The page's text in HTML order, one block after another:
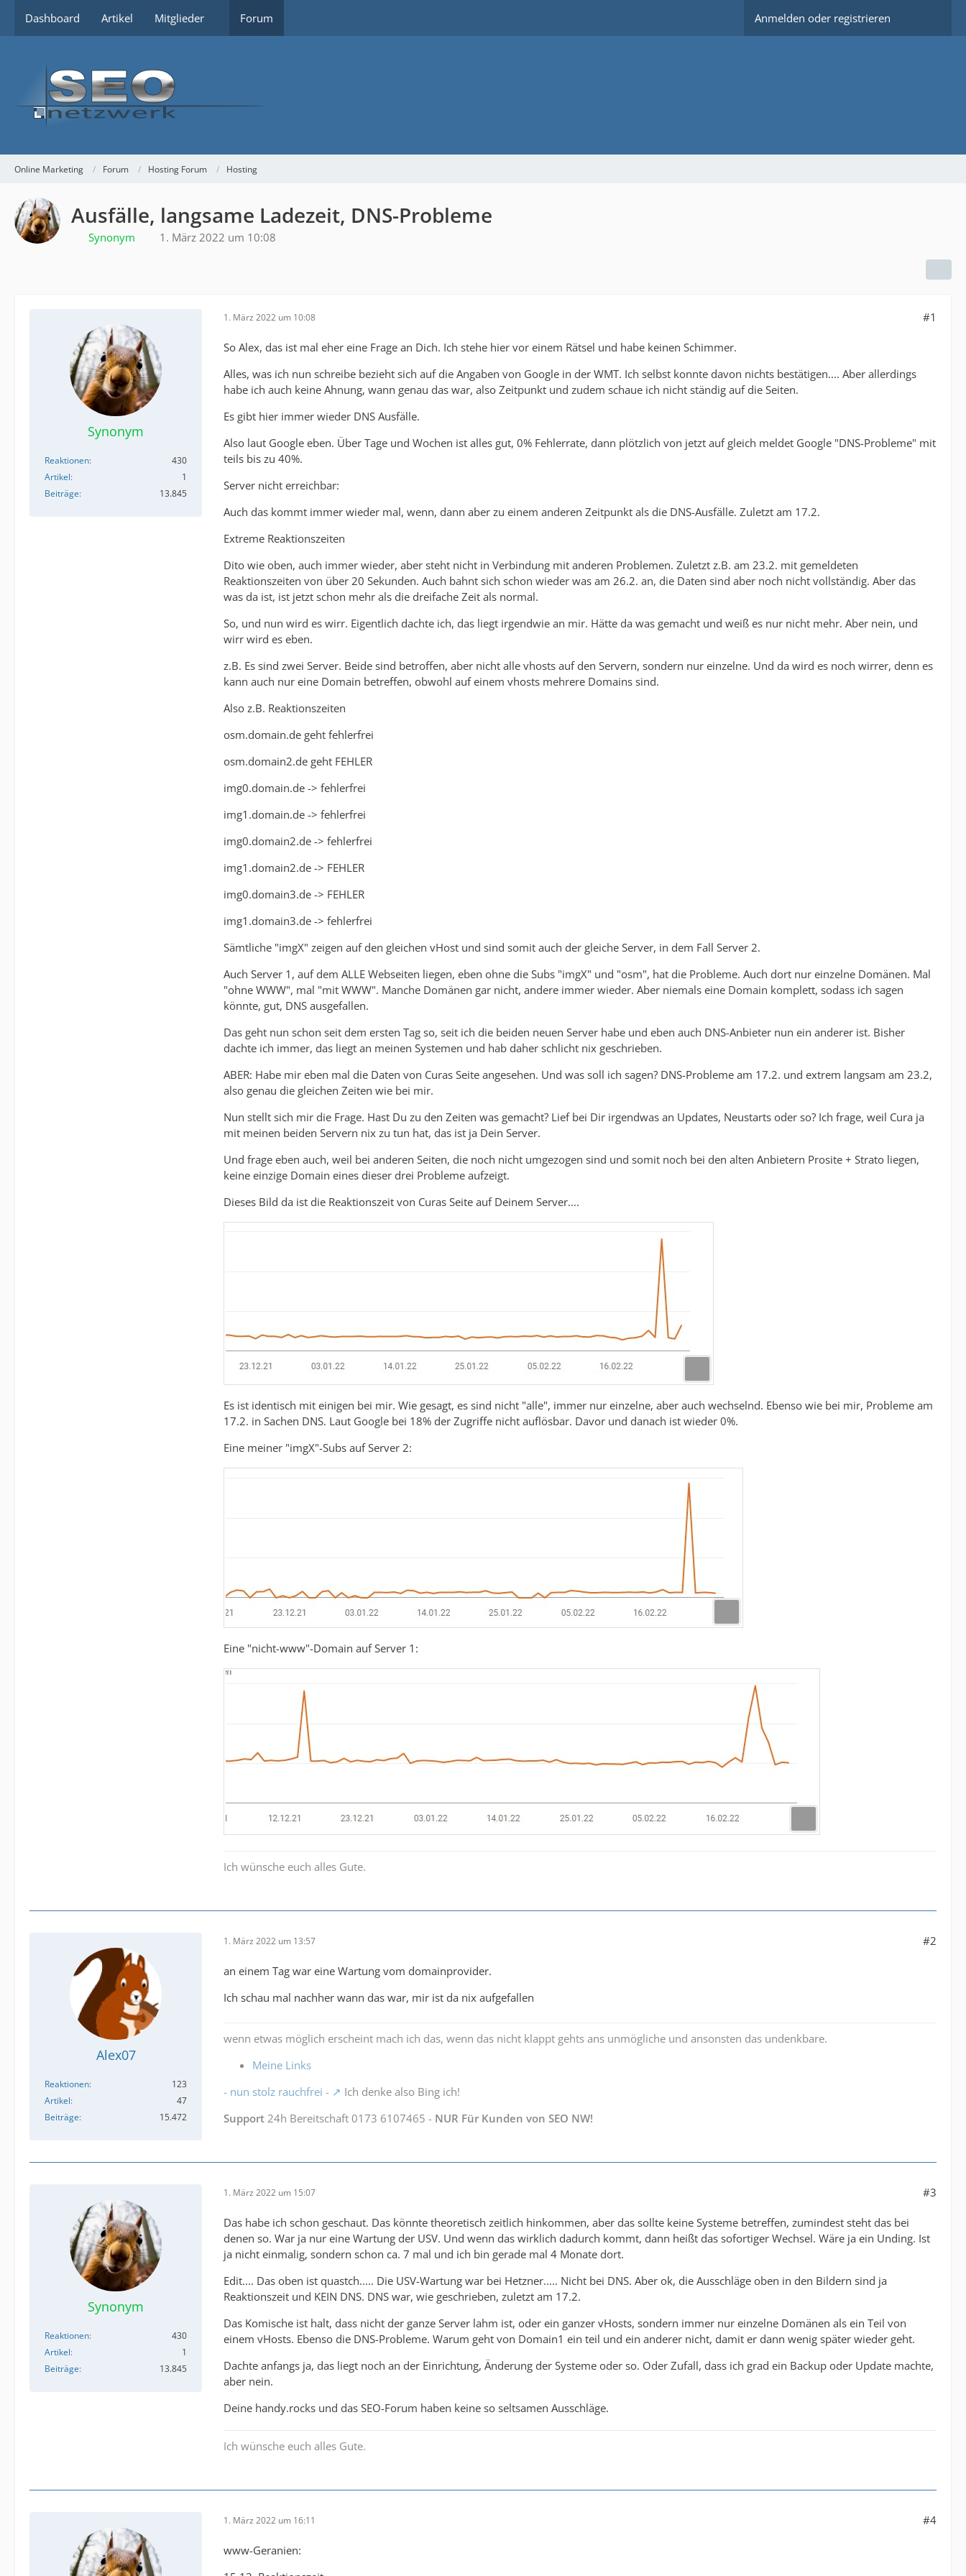
Dashboard Artikel Mitglieder Forum Anmelden oder registrieren
Online Marketing Forum Hosting Forum Hosting
Ausfälle, langsame Ladezeit, DNS-Probleme
Synonym 1. März 2022 um 10:08
Synonym
Reaktionen
430
Artikel
1
Beiträge
13.845
1. März 2022 um 10:08 #1
So Alex, das ist mal eher eine Frage an Dich. Ich stehe hier vor einem Rätsel und habe keinen Schimmer.
Alles, was ich nun schreibe bezieht sich auf die Angaben von Google in der WMT. Ich selbst konnte davon nichts bestätigen.... Aber allerdings
habe ich auch keine Ahnung, wann genau das war, also Zeitpunkt und zudem schaue ich nicht ständig auf die Seiten.
Es gibt hier immer wieder DNS Ausfälle.
Also laut Google eben. Über Tage und Wochen ist alles gut, 0% Fehlerrate, dann plötzlich von jetzt auf gleich meldet Google "DNS-Probleme" mit
teils bis zu 40%.
Server nicht erreichbar:
Auch das kommt immer wieder mal, wenn, dann aber zu einem anderen Zeitpunkt als die DNS-Ausfälle. Zuletzt am 17.2.
Extreme Reaktionszeiten
Dito wie oben, auch immer wieder, aber steht nicht in Verbindung mit anderen Problemen. Zuletzt z.B. am 23.2. mit gemeldeten
Reaktionszeiten von über 20 Sekunden. Auch bahnt sich schon wieder was am 26.2. an, die Daten sind aber noch nicht vollständig. Aber das
was da ist, ist jetzt schon mehr als die dreifache Zeit als normal.
So, und nun wird es wirr. Eigentlich dachte ich, das liegt irgendwie an mir. Hätte da was gemacht und weiß es nur nicht mehr. Aber nein, und
wirr wird es eben.
z.B. Es sind zwei Server. Beide sind betroffen, aber nicht alle vhosts auf den Servern, sondern nur einzelne. Und da wird es noch wirrer, denn es
kann auch nur eine Domain betreffen, obwohl auf einem vhosts mehrere Domains sind.
Also z.B. Reaktionszeiten
osm.domain.de geht fehlerfrei
osm.domain2.de geht FEHLER
img0.domain.de -> fehlerfrei
img1.domain.de -> fehlerfrei
img0.domain2.de -> fehlerfrei
img1.domain2.de -> FEHLER
img0.domain3.de -> FEHLER
img1.domain3.de -> fehlerfrei
Sämtliche "imgX" zeigen auf den gleichen vHost und sind somit auch der gleiche Server, in dem Fall Server 2.
Auch Server 1, auf dem ALLE Webseiten liegen, eben ohne die Subs "imgX" und "osm", hat die Probleme. Auch dort nur einzelne Domänen. Mal
"ohne WWW", mal "mit WWW". Manche Domänen gar nicht, andere immer wieder. Aber niemals eine Domain komplett, sodass ich sagen
könnte, gut, DNS ausgefallen.
Das geht nun schon seit dem ersten Tag so, seit ich die beiden neuen Server habe und eben auch DNS-Anbieter nun ein anderer ist. Bisher
dachte ich immer, das liegt an meinen Systemen und hab daher schlicht nix geschrieben.
ABER: Habe mir eben mal die Daten von Curas Seite angesehen. Und was soll ich sagen? DNS-Probleme am 17.2. und extrem langsam am 23.2,
also genau die gleichen Zeiten wie bei mir.
Nun stellt sich mir die Frage. Hast Du zu den Zeiten was gemacht? Lief bei Dir irgendwas an Updates, Neustarts oder so? Ich frage, weil Cura ja
mit meinen beiden Servern nix zu tun hat, das ist ja Dein Server.
Und frage eben auch, weil bei anderen Seiten, die noch nicht umgezogen sind und somit noch bei den alten Anbietern Prosite + Strato liegen,
keine einzige Domain eines dieser drei Probleme aufzeigt.
Dieses Bild da ist die Reaktionszeit von Curas Seite auf Deinem Server....
Es ist identisch mit einigen bei mir. Wie gesagt, es sind nicht "alle", immer nur einzelne, aber auch wechselnd. Ebenso wie bei mir, Probleme am
17.2. in Sachen DNS. Laut Google bei 18% der Zugriffe nicht auflösbar. Davor und danach ist wieder 0%.
Eine meiner "imgX"-Subs auf Server 2:
Eine "nicht-www"-Domain auf Server 1:
Ich wünsche euch alles Gute.
Alex07
Reaktionen
123
Artikel
47
Beiträge
15.472
1. März 2022 um 13:57 #2
an einem Tag war eine Wartung vom domainprovider.
Ich schau mal nachher wann das war, mir ist da nix aufgefallen
wenn etwas möglich erscheint mach ich das, wenn das nicht klappt gehts ans unmögliche und ansonsten das undenkbare.
Meine Links
- nun stolz rauchfrei -
Ich denke also Bing ich!
Support 24h Bereitschaft 0173 6107465 - NUR Für Kunden von SEO NW!
Synonym
Reaktionen
430
Artikel
1
Beiträge
13.845
1. März 2022 um 15:07 #3
Das habe ich schon geschaut. Das könnte theoretisch zeitlich hinkommen, aber das sollte keine Systeme betreffen, zumindest steht das bei
denen so. War ja nur eine Wartung der USV. Und wenn das wirklich dadurch kommt, dann heißt das sofortiger Wechsel. Wäre ja ein Unding. Ist
ja nicht einmalig, sondern schon ca. 7 mal und ich bin gerade mal 4 Monate dort.
Edit.... Das oben ist quastch..... Die USV-Wartung war bei Hetzner..... Nicht bei DNS. Aber ok, die Ausschläge oben in den Bildern sind ja
Reaktionszeit und KEIN DNS. DNS war, wie geschrieben, zuletzt am 17.2.
Das Komische ist halt, dass nicht der ganze Server lahm ist, oder ein ganzer vHosts, sondern immer nur einzelne Domänen als ein Teil von
einem vHosts. Ebenso die DNS-Probleme. Warum geht von Domain1 ein teil und ein anderer nicht, damit er dann wenig später wieder geht.
Dachte anfangs ja, das liegt noch an der Einrichtung, Änderung der Systeme oder so. Oder Zufall, dass ich grad ein Backup oder Update machte,
aber nein.
Deine handy.rocks und das SEO-Forum haben keine so seltsamen Ausschläge.
Ich wünsche euch alles Gute.
1. März 2022 um 16:11 #4
www-Geranien: